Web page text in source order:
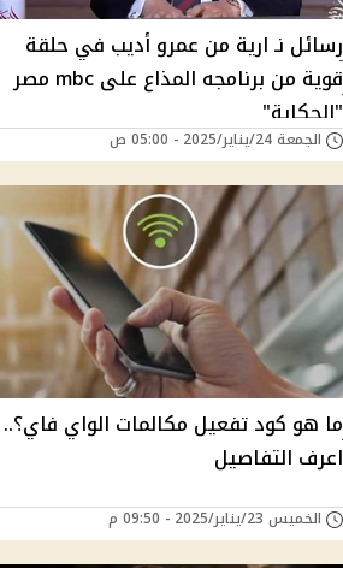
رسائل نـ ارية من عمرو أديب في حلقة
قوية من برنامجه المذاع على mbc مصر
"الحكاية"
الجمعة 24/يناير/2025 - 05:00 ص
ما هو كود تفعيل مكالمات الواي فاي؟..
اعرف التفاصيل
الخميس 23/يناير/2025 - 09:50 م